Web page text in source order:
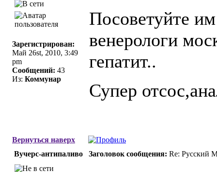
Зарегистрирован:
Май 26st, 2010, 3:49
pm
Сообщений: 43
Из: Коммунар
Посоветуйте
венерологи
гепатит..
Супер
Вернуться наверх
Вучерс-антипаливо
Заголовок сообщения: Re: Русский